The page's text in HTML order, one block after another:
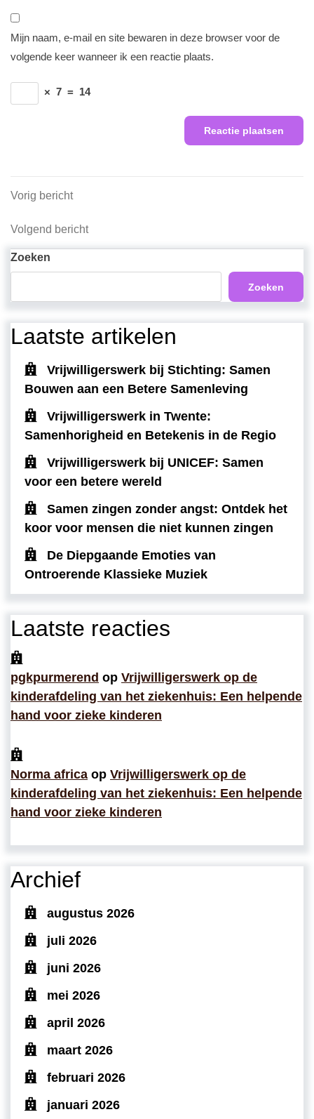
Mijn naam, e-mail en site bewaren in deze browser voor de
volgende keer wanneer ik een reactie plaats.
× 7 = 14
Berichtnavigatie
Vorig
Vorig bericht
Volgend
bericht
Volgend bericht
Zoeken
Zoeken
Laatste artikelen
Vrijwilligerswerk bij Stichting: Samen
Bouwen aan een Betere Samenleving
Vrijwilligerswerk in Twente:
Samenhorigheid en Betekenis in de Regio
Vrijwilligerswerk bij UNICEF: Samen
voor een betere wereld
Samen zingen zonder angst: Ontdek het
koor voor mensen die niet kunnen zingen
De Diepgaande Emoties van
Ontroerende Klassieke Muziek
Laatste reacties
pgkpurmerend op Vrijwilligerswerk op de
kinderafdeling van het ziekenhuis: Een helpende
hand voor zieke kinderen
Norma africa op Vrijwilligerswerk op de
kinderafdeling van het ziekenhuis: Een helpende
hand voor zieke kinderen
Archief
augustus 2026
juli 2026
juni 2026
mei 2026
april 2026
maart 2026
februari 2026
januari 2026